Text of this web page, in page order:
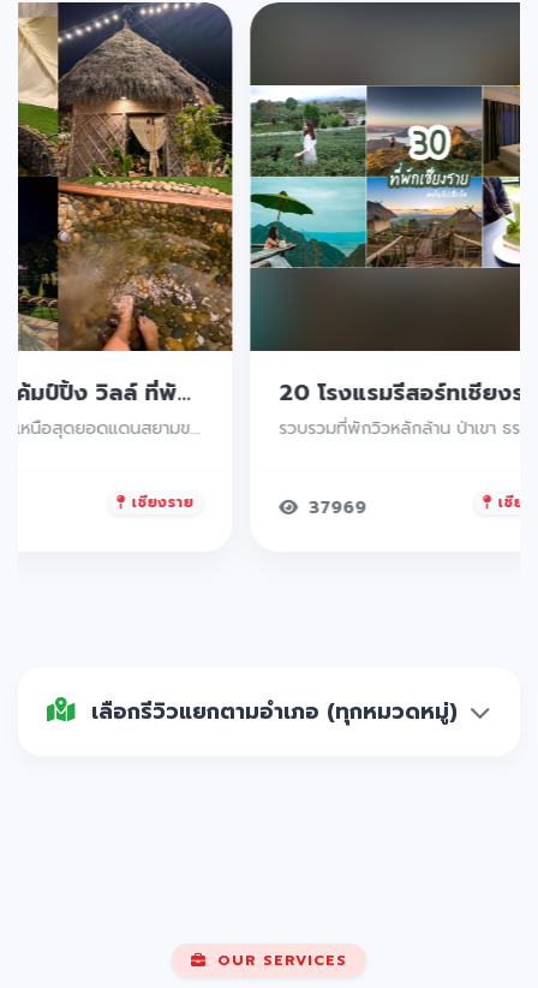
นางนอน แค้มป์ปิ้ง วิลล์ ที่พักเชียงราย ใครกำลังหาที่พักแนวแคมป์ปิ้งเชียงราย นอนท่ามกลางธรรมชาติสัมผัสอากาศหนาวๆ โอบล้อมไปด้วยภูเขา แนะนำที่นี่เลย
ที่พักเชียงราย เหนือสุดยอดแดนสยามของประเทศไทย ขับรถเข้าเขตมาจะพบเห็นภูเขาที่มีรูปร่างคล้ายผู้หญิงนอนหงายอยู่
เชียงราย 37969 เชียง
เลือกรีวิวแยกตามอำเภอ (ทุกหมวดหมู่)
OUR SERVICES